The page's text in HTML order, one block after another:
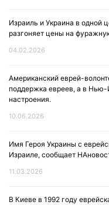
Израиль и Украина в одной
разгоняет цены на
04.02.2026
Американский еврей-
поддержка евреев, а в Нью-
настроения.
10.06.2026
Имя Героя Украины с
Израиле, сообщает
11.03.2026
В Киеве в 1992 году